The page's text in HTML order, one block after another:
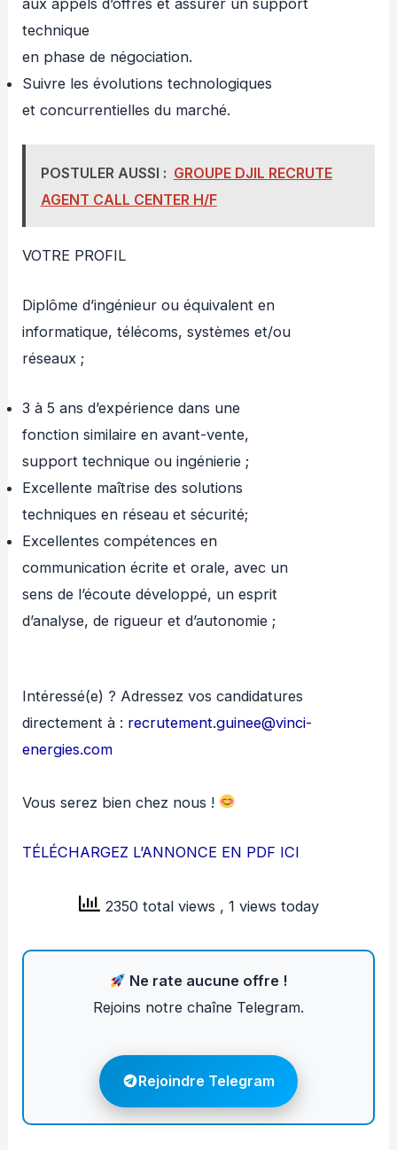
technique
en phase de négociation.
Suivre les évolutions technologiques
et concurrentielles du marché.
POSTULER AUSSI : GROUPE DJIL RECRUTE
AGENT CALL CENTER H/F
VOTRE PROFIL
Diplôme d’ingénieur ou équivalent en
informatique, télécoms, systèmes et/ou
réseaux ;
3 à 5 ans d’expérience dans une
fonction similaire en avant-vente,
support technique ou ingénierie ;
Excellente maîtrise des solutions
techniques en réseau et sécurité;
Excellentes compétences en
communication écrite et orale, avec un
sens de l’écoute développé, un esprit
d’analyse, de rigueur et d’autonomie ;
Intéressé(e) ? Adressez vos candidatures
directement à : recrutement.guinee@vinci-
energies.com
Vous serez bien chez nous !
TÉLÉCHARGEZ L’ANNONCE EN PDF ICI
2350 total views , 1 views today
Ne rate aucune offre !
Rejoins notre chaîne Telegram.
Rejoindre Telegram